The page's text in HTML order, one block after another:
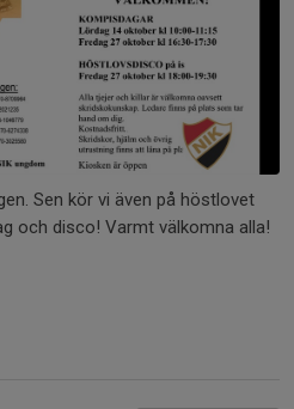
Sen kör vi även på höstlovet
och disco! Varmt välkomna alla!